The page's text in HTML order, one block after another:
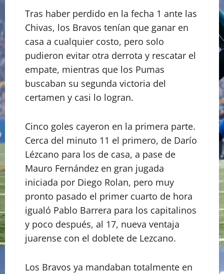
Tras haber perdido en la fecha 1 ante las
Chivas, los Bravos tenían que ganar en
casa a cualquier costo, pero solo
pudieron evitar otra derrota y rescatar el
empate, mientras que los Pumas
buscaban su segunda victoria del
certamen y casi lo logran.
Cinco goles cayeron en la primera parte.
Cerca del minuto 11 el primero, de Darío
Lézcano para los de casa, a pase de
Mauro Fernández en gran jugada
iniciada por Diego Rolan, pero muy
pronto pasado el primer cuarto de hora
igualó Pablo Barrera para los capitalinos
y poco después, al 17, nueva ventaja
juarense con el doblete de Lezcano.
Los Bravos ya mandaban totalmente en